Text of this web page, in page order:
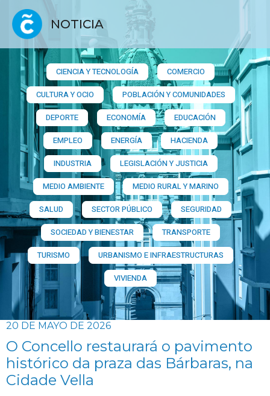
NOTICIA
CIENCIA Y TECNOLOGÍA
COMERCIO
CULTURA Y OCIO
POBLACIÓN Y COMUNIDADES
DEPORTE
ECONOMÍA
EDUCACIÓN
EMPLEO
ENERGÍA
HACIENDA
INDUSTRIA
LEGISLACIÓN Y JUSTICIA
MEDIO AMBIENTE
MEDIO RURAL Y MARINO
SALUD
SECTOR PÚBLICO
SEGURIDAD
SOCIEDAD Y BIENESTAR
TRANSPORTE
TURISMO
URBANISMO E INFRAESTRUCTURAS
VIVIENDA
20 DE MAYO DE 2026
O Concello restaurará o pavimento
histórico da praza das Bárbaras, na
Cidade Vella